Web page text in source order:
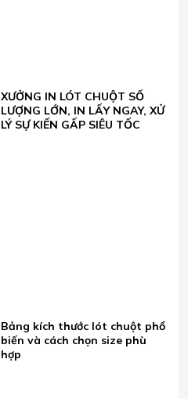
XƯỞNG IN LÓT CHUỘT SỐ
LƯỢNG LỚN, IN LẤY NGAY, XỬ
LÝ SỰ KIẾN GẤP SIÊU TỐC
Bảng kích thước lót chuột phổ
biến và cách chọn size phù
hợp